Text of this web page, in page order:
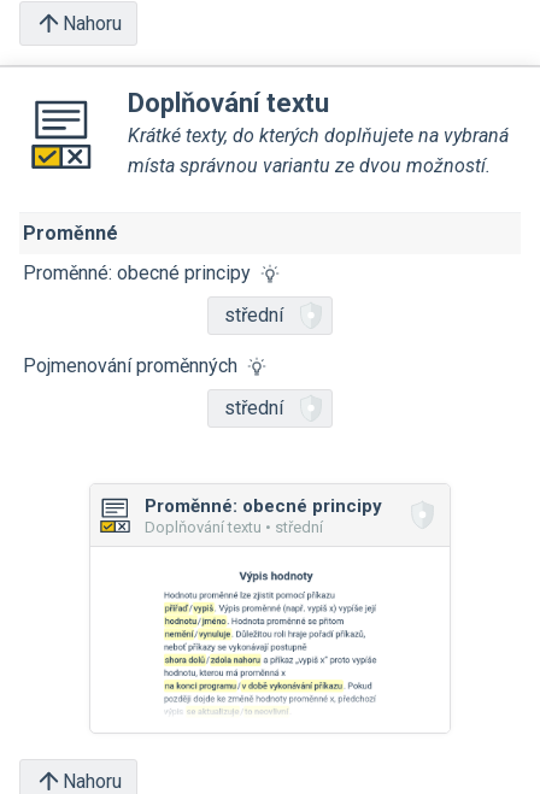
Nahoru
Doplňování textu
Krátké texty, do kterých doplňujete na vybraná
místa správnou variantu ze dvou možností.
Proměnné
Proměnné: obecné principy
střední
Pojmenování proměnných
střední
Proměnné: obecné principy
Doplňování textu • střední
Nahoru